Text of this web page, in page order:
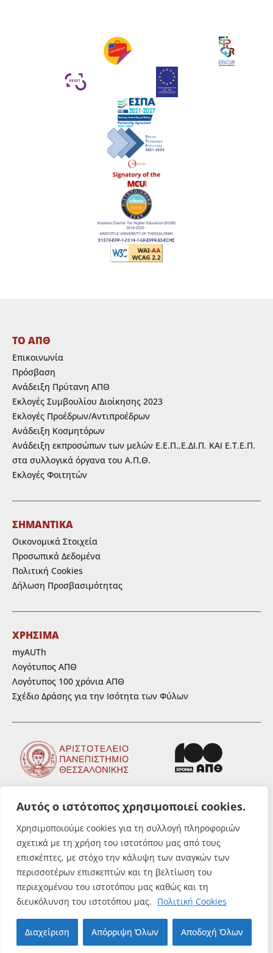
Αυτός ο ιστότοπος χρησιμοποιεί cookies.
Χρησιμοποιούμε cookies για τη συλλογή πληροφοριών
σχετικά με τη χρήση του ιστοτόπου μας από τους
επισκέπτες, με στόχο την κάλυψη των αναγκών των
περισσοτέρων επισκεπτών και τη βελτίωση του
περιεχομένου του ιστοτόπου μας καθώς και τη
διευκόλυνση του ιστοτόπου μας. Πολιτική Cookies
Διαχείριση Απόρριψη Όλων Αποδοχή Όλων
ΤΟ ΑΠΘ
Επικοινωνία
Πρόσβαση
Ανάδειξη Πρύτανη ΑΠΘ
Εκλογές Συμβουλίου Διοίκησης 2023
Εκλογές Προέδρων/Αντιπροέδρων
Ανάδειξη Κοσμητόρων
Ανάδειξη εκπροσώπων των μελών Ε.Ε.Π.,Ε.ΔΙ.Π. ΚΑΙ Ε.Τ.Ε.Π.
στα συλλογικά όργανα του Α.Π.Θ.
Εκλογές Φοιτητών
ΣΗΜΑΝΤΙΚΑ
Οικονομικά Στοιχεία
Προσωπικά Δεδομένα
Πολιτική Cookies
Δήλωση Προσβασιμότητας
ΧΡΗΣΙΜΑ
myAUTh
Λογότυπος ΑΠΘ
Λογότυπος 100 χρόνια ΑΠΘ
Σχέδιο Δράσης για την Ισότητα των Φύλων
© Αριστοτέλειο Πανεπιστήμιο